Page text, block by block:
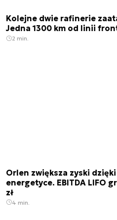
Kolejne dwie rafinerie
Jedna 1300 km od linii
2 min.
Orlen zwiększa zyski
energetyce. EBITDA LIFO
zł
4 min.